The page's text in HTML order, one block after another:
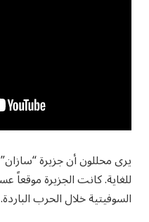
يرى محللون أن جزيرة
للغاية. كانت الجزيرة موقعاً
السوفيتية خلال الحرب الباردة.